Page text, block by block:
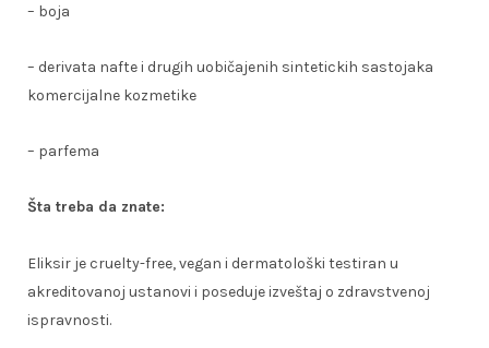
– boja
– derivata nafte i drugih uobičajenih sintetickih sastojaka
komercijalne kozmetike
– parfema
Šta treba da znate:
Eliksir je cruelty-free, vegan i dermatološki testiran u
akreditovanoj ustanovi i poseduje izveštaj o zdravstvenoj
ispravnosti.